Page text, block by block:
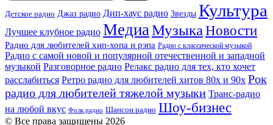
Детское радио Джаз радио Дип-хаус радио Звезды Культура
Лучшее клубное радио МедиаМузыкаНовости
Радио для любителей хип-хопа и рэпа Радио с классической музыкой
Радио с самой новой и популярной отечественной и западной
музыкой Разговорное радио Релакс радио для тех, кто хочет
расслабиться Ретро радио для любителей хитов 80х и 90х Рок
радио для любителей тяжелой музыки Транс-радио
на любой вкус Фолк радио Шансон радио Шоу-бизнес
© Все права защищены 2026